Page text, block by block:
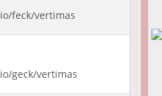
feck/vertimas
geck/vertimas